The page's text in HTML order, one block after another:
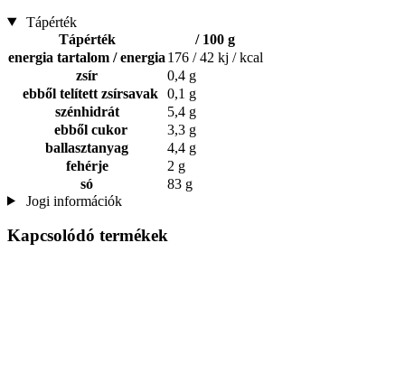
Tápérték
Tápérték
/ 100 g
energia tartalom / energia 176 / 42 kj / kcal
zsír
0,4 g
ebből telített zsírsavak 0,1 g
szénhidrát
5,4 g
ebből cukor
3,3 g
ballasztanyag
4,4 g
fehérje
2 g
só
83 g
Jogi információk
Kapcsolódó termékek